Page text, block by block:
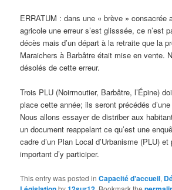
ERRATUM : dans une « brève » consacrée
agricole une erreur s’est glisssée, ce n’est
décès mais d’un départ à la retraite que la
Maraichers à Barbâtre était mise en vente.
désolés de cette erreur.
Trois PLU (Noirmoutier, Barbâtre, l’Épine)
place cette année; ils seront précédés
Nous allons essayer de distriber aux
un document reappelant ce qu’est une
cadre d’un Plan Local d’Urbanisme (PLU)
important d’y participer.
This entry was posted inCapacité d'accueil,